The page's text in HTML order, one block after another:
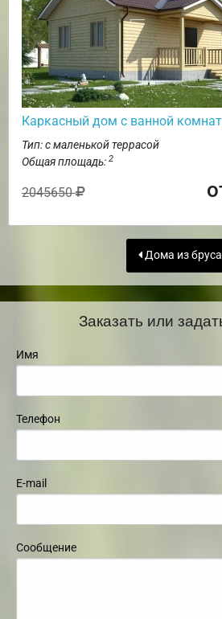
Каркасный дом с ванной
Тип: с маленькой террасой
Общая площадь: 2
2045650
Дома из бруса
Заказать или
Имя
Телефон
E-mail
Сообщение